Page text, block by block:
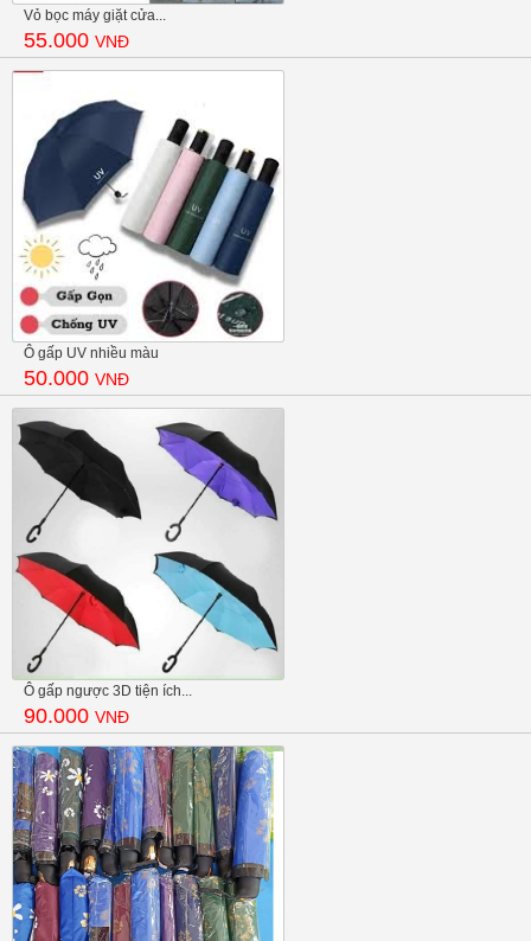
Vỏ bọc máy giặt cửa...
55.000 VNĐ
Ô gấp UV nhiều màu
50.000 VNĐ
Ô gấp ngược 3D tiện ích...
90.000 VNĐ